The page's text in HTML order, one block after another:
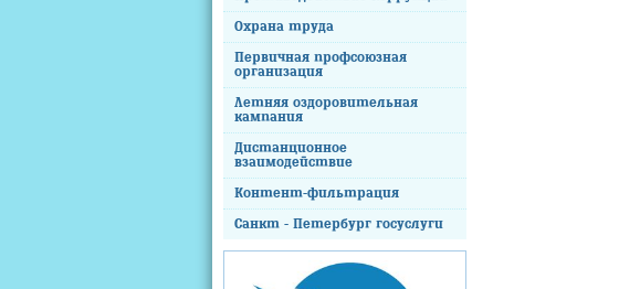
Охрана труда
Первичная профсоюзная
организация
Летняя оздоровительная
кампания
Дистанционное
взаимодействие
Контент-фильтрация
Санкт - Петербург госуслуги